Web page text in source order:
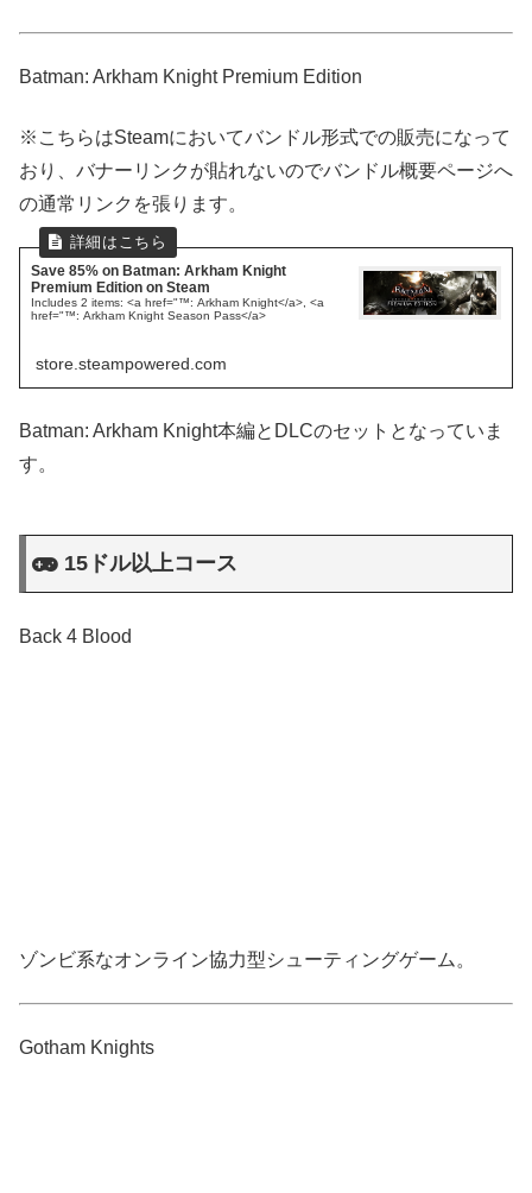
Batman: Arkham Knight Premium Edition
※こちらはSteamにおいてバンドル形式での販売になって
おり、バナーリンクが貼れないのでバンドル概要ページへ
の通常リンクを張ります。
Save 85% on Batman: Arkham Knight
Premium Edition on Steam
Includes 2 items: <a href="™: Arkham Knight</a>, <a
href="™: Arkham Knight Season Pass</a>
store.steampowered.com
Batman: Arkham Knight本編とDLCのセットとなっていま
す。
15ドル以上コース
Back 4 Blood
ゾンビ系なオンライン協力型シューティングゲーム。
Gotham Knights